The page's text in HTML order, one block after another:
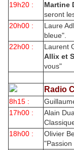
19h20 :
Martine
seront
20h00 :
Laure
bleue".
22h00 :
Laurent
Allix et
vous"
Radio
8h15 :
17h00 :
Alain
18h00 :
Olivier
"Passion